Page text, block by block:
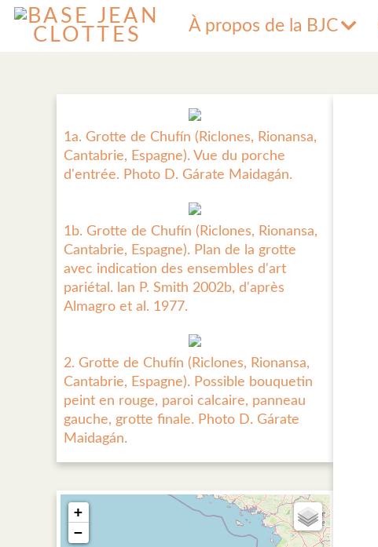
À propos de la BJC
1a. Grotte de Chufín (Riclones, Rionansa,
Cantabrie, Espagne). Vue du porche
d'entrée. Photo D. Gárate Maidagán.
1b. Grotte de Chufín (Riclones, Rionansa,
Cantabrie, Espagne). Plan de la grotte
avec indication des ensembles d'art
pariétal. lan P. Smith 2002b, d'après
Almagro et al. 1977.
2. Grotte de Chufín (Riclones, Rionansa,
Cantabrie, Espagne). Possible bouquetin
peint en rouge, paroi calcaire, panneau
gauche, grotte finale. Photo D. Gárate
Maidagán.
+
−